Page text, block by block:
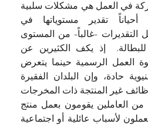
في العمل هي مشكلات سلبية
تقدير مستوياتها في
التقديرات -غالباً- من المستوى
للبطالة. إذ يكف الكثيرين عن
العمل الرسمية حينما يتعرض
حادة، وإن البلدان الفقيرة
غير المنتجة ذات المخرجات
من العاملين يقومون بعمل منتج
لأسباب عائلية أو اجتماعية